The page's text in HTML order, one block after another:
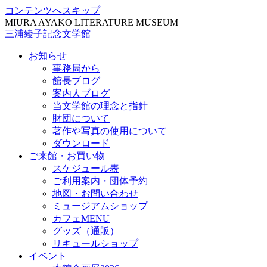
コンテンツへスキップ
MIURA AYAKO LITERATURE MUSEUM
三浦綾子記念文学館
お知らせ
事務局から
館長ブログ
案内人ブログ
当文学館の理念と指針
財団について
著作や写真の使用について
ダウンロード
ご来館・お買い物
スケジュール表
ご利用案内・団体予約
地図・お問い合わせ
ミュージアムショップ
カフェMENU
グッズ（通販）
リキュールショップ
イベント